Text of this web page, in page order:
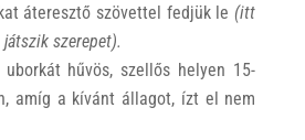
áteresztő szövettel fedjük le (itt
szerepet).
hűvös, szellős helyen 15-
amíg a kívánt állagot, ízt el nem